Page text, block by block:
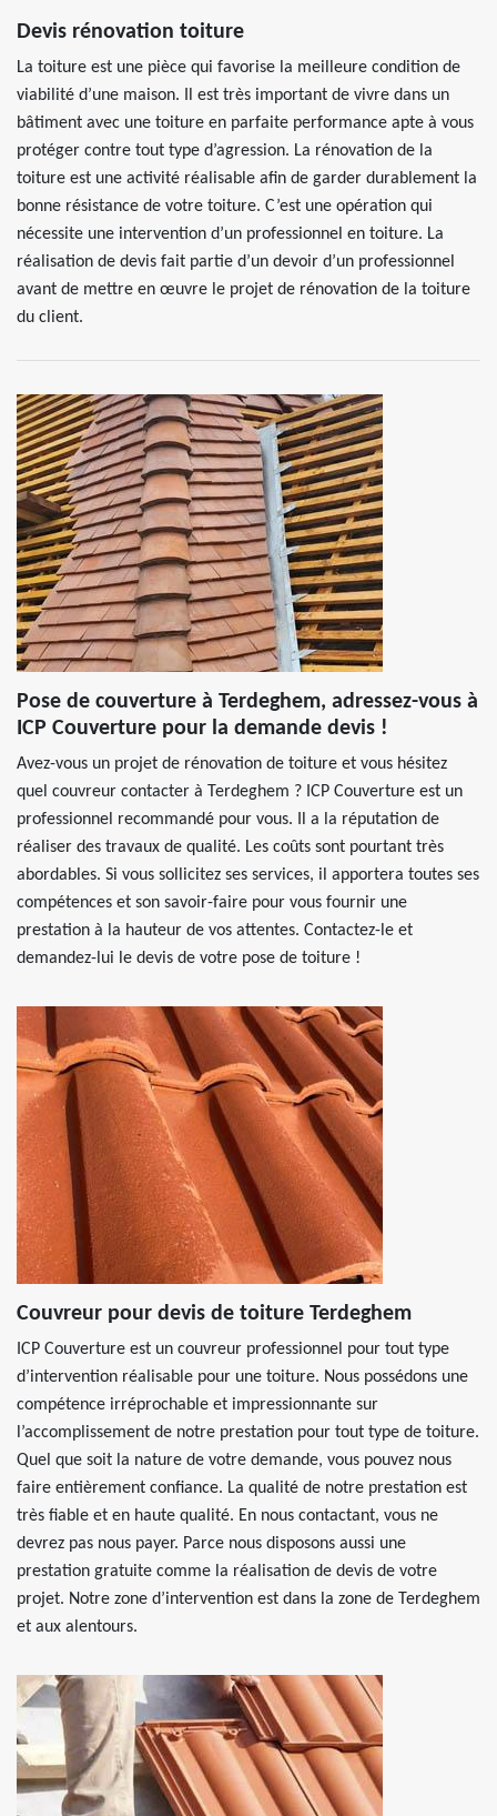
Devis rénovation toiture
La toiture est une pièce qui favorise la meilleure condition de
viabilité d’une maison. Il est très important de vivre dans un
bâtiment avec une toiture en parfaite performance apte à vous
protéger contre tout type d’agression. La rénovation de la
toiture est une activité réalisable afin de garder durablement la
bonne résistance de votre toiture. C’est une opération qui
nécessite une intervention d’un professionnel en toiture. La
réalisation de devis fait partie d’un devoir d’un professionnel
avant de mettre en œuvre le projet de rénovation de la toiture
du client.
Pose de couverture à Terdeghem, adressez-vous à
ICP Couverture pour la demande devis !
Avez-vous un projet de rénovation de toiture et vous hésitez
quel couvreur contacter à Terdeghem ? ICP Couverture est un
professionnel recommandé pour vous. Il a la réputation de
réaliser des travaux de qualité. Les coûts sont pourtant très
abordables. Si vous sollicitez ses services, il apportera toutes ses
compétences et son savoir-faire pour vous fournir une
prestation à la hauteur de vos attentes. Contactez-le et
demandez-lui le devis de votre pose de toiture !
Couvreur pour devis de toiture Terdeghem
ICP Couverture est un couvreur professionnel pour tout type
d’intervention réalisable pour une toiture. Nous possédons une
compétence irréprochable et impressionnante sur
l’accomplissement de notre prestation pour tout type de toiture.
Quel que soit la nature de votre demande, vous pouvez nous
faire entièrement confiance. La qualité de notre prestation est
très fiable et en haute qualité. En nous contactant, vous ne
devrez pas nous payer. Parce nous disposons aussi une
prestation gratuite comme la réalisation de devis de votre
projet. Notre zone d’intervention est dans la zone de Terdeghem
et aux alentours.